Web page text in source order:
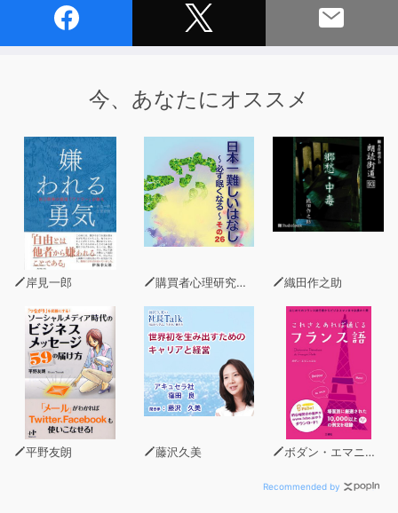
【メイル募集中】
オネームもお忘れなく。
【そんないプロジェクト】
2010年より続くポッドキャストグループ、2019年現在は
4番組をaudiobook.jpにてご用意しています。
『そんなことないっしょ』
『そんない美術の時間』
『そんない理科の時間B』
『そんない雑貨店』
こちらの過去配信や過去番組のアクセスは、当プロジェク
トのwebサイトにてご覧いただけます。
https://sonnai.com
今、あなたにオススメ
岸見一郎 購買者心理研究所 株式会社モデンナ 顧問 青木幹和 織田作之助
平野友朗 藤沢久美 ボダン・エマニュエル
Recommended by